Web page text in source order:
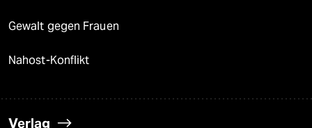
Gewalt gegen Frauen
Nahost-Konflikt
Verlag